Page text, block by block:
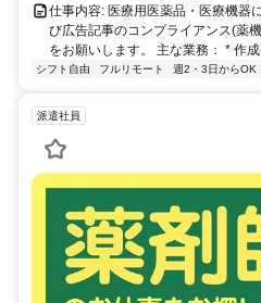
仕事内容: 医療用医薬品・医療機器
び広告記事のコンプライアンス(薬
をお願いします。 主な業務： * 作
シフト自由 フルリモート 週2・3日からOK
派遣社員